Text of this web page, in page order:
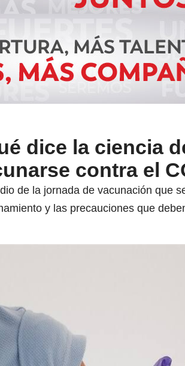
dice la ciencia
contra el
de la jornada de vacunación que
y las precauciones que